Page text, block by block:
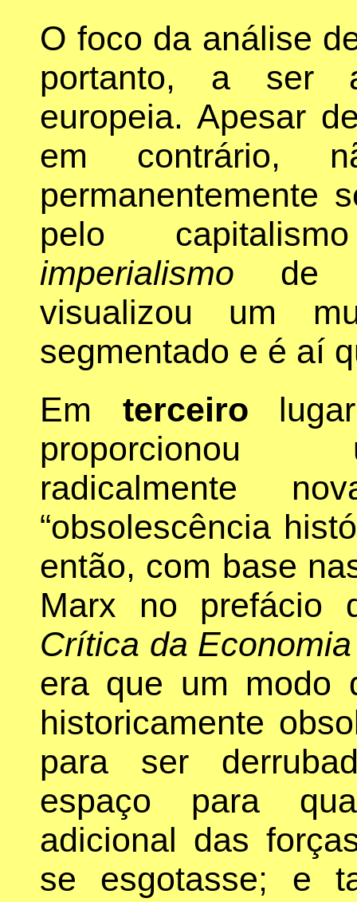
O foco da análise
portanto, a ser
europeia. Apesar
em contrário,
permanentemente
pelo
imperialismo de
visualizou um
segmentado e é aí
Em terceiro
proporcionou
radicalmente
“obsolescência
então, com base
Marx no
Crítica da
era que um modo
historicamente
para ser
espaço para
adicional das
se esgotasse; e